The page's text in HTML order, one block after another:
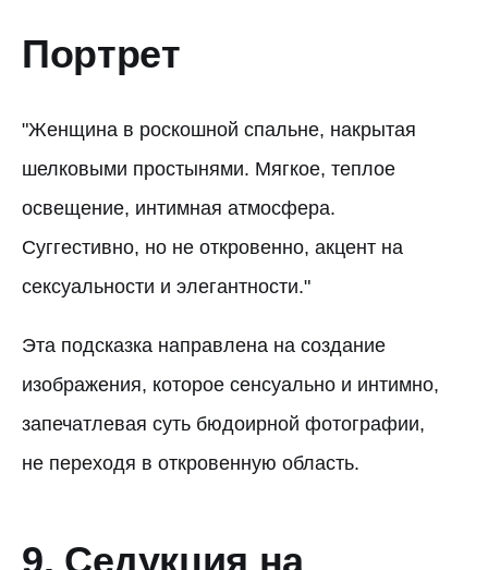
Портрет
"Женщина в роскошной спальне, накрытая
шелковыми простынями. Мягкое, теплое
освещение, интимная атмосфера.
Суггестивно, но не откровенно, акцент на
сексуальности и элегантности."
Эта подсказка направлена на создание
изображения, которое сенсуально и интимно,
запечатлевая суть бюдоирной фотографии,
не переходя в откровенную область.
9. Седукция на